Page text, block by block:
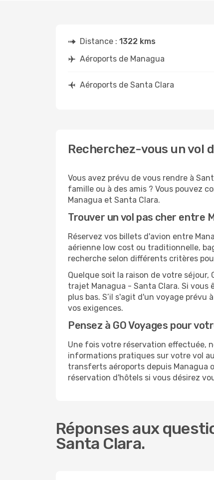
Distance : 1322 kms
Aéroports de Managua
Aéroports de Santa Clara
Recherchez-vous un vol
Vous avez prévu de vous rendre à
famille ou à des amis ? Vous pouvez
Managua et Santa Clara.
Trouver un vol pas cher entre
Réservez vos billets d'avion entre
aérienne low cost ou traditionnelle,
recherche selon différents critères
Quelque soit la raison de votre séjour,
trajet Managua - Santa Clara. Si vous
plus bas. S’il s'agit d'un voyage prévu
vos exigences.
Pensez à GO Voyages pour
Une fois votre réservation effectuée,
informations pratiques sur votre vol
transferts aéroports depuis Managua
réservation d'hôtels si vous désirez
Réponses aux
Santa Clara.